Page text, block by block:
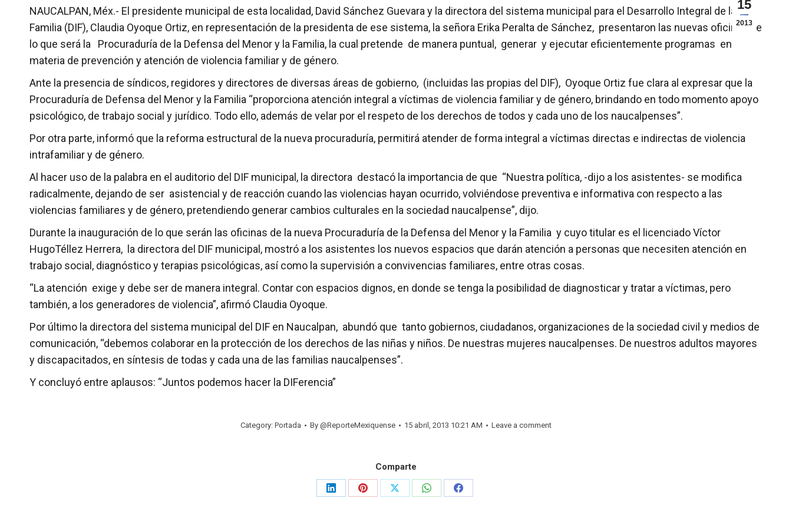
15
2013
NAUCALPAN, Méx.- El presidente municipal de esta localidad, David Sánchez Guevara y la directora del sistema municipal para el Desarrollo Integral de la
Familia (DIF), Claudia Oyoque Ortiz, en representación de la presidenta de ese sistema, la señora Erika Peralta de Sánchez, presentaron las nuevas oficinas de
lo que será la Procuraduría de la Defensa del Menor y la Familia, la cual pretende de manera puntual, generar y ejecutar eficientemente programas en
materia de prevención y atención de violencia familiar y de género.
Ante la presencia de síndicos, regidores y directores de diversas áreas de gobierno, (incluidas las propias del DIF), Oyoque Ortiz fue clara al expresar que la
Procuraduría de Defensa del Menor y la Familia “proporciona atención integral a víctimas de violencia familiar y de género, brindando en todo momento apoyo
psicológico, de trabajo social y jurídico. Todo ello, además de velar por el respeto de los derechos de todos y cada uno de los naucalpenses”.
Por otra parte, informó que la reforma estructural de la nueva procuraduría, permitirá atender de forma integral a víctimas directas e indirectas de violencia
intrafamiliar y de género.
Al hacer uso de la palabra en el auditorio del DIF municipal, la directora destacó la importancia de que “Nuestra política, -dijo a los asistentes- se modifica
radicalmente, dejando de ser asistencial y de reacción cuando las violencias hayan ocurrido, volviéndose preventiva e informativa con respecto a las
violencias familiares y de género, pretendiendo generar cambios culturales en la sociedad naucalpense”, dijo.
Durante la inauguración de lo que serán las oficinas de la nueva Procuraduría de la Defensa del Menor y la Familia y cuyo titular es el licenciado Víctor
HugoTéllez Herrera, la directora del DIF municipal, mostró a los asistentes los nuevos espacios que darán atención a personas que necesiten atención en
trabajo social, diagnóstico y terapias psicológicas, así como la supervisión a convivencias familiares, entre otras cosas.
“La atención exige y debe ser de manera integral. Contar con espacios dignos, en donde se tenga la posibilidad de diagnosticar y tratar a víctimas, pero
también, a los generadores de violencia”, afirmó Claudia Oyoque.
Por último la directora del sistema municipal del DIF en Naucalpan, abundó que tanto gobiernos, ciudadanos, organizaciones de la sociedad civil y medios de
comunicación, “debemos colaborar en la protección de los derechos de las niñas y niños. De nuestras mujeres naucalpenses. De nuestros adultos mayores
y discapacitados, en síntesis de todas y cada una de las familias naucalpenses”.
Y concluyó entre aplausos: “Juntos podemos hacer la DIFerencia”
Category: Portada By @ReporteMexiquense 15 abril, 2013 10:21 AM Leave a comment
Comparte
Share
Share
Share
Share
Share